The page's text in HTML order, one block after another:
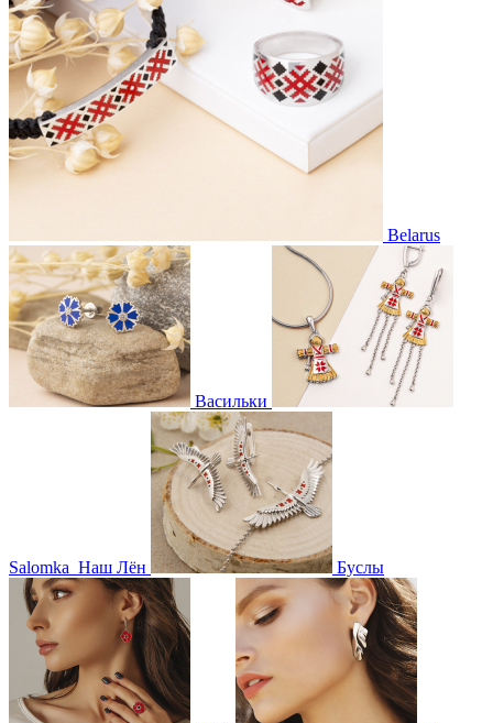
Belarus
Васильки
Salomka Наш Лён Буслы